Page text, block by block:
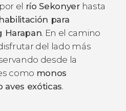
el río Sekonyerhasta
para
Harapan. En el camino
del lado más
desde la
como monos
aves exóticas.